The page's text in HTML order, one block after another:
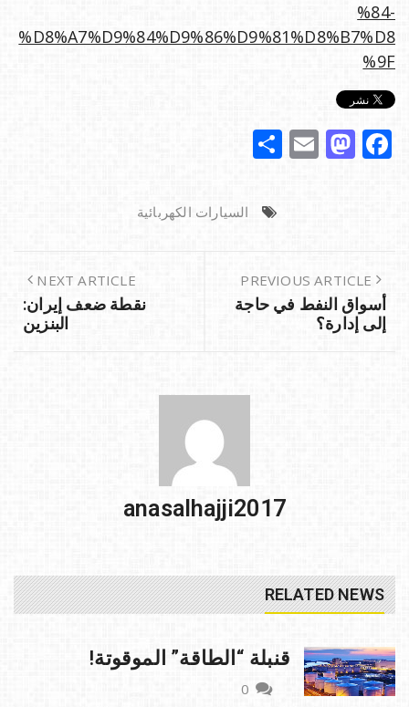
%84-
%D8%A7%D9%84%D9%86%D9%81%D8%B7%D8
%9F
F
o
o
M
o
n
E
ai
ar
السيارات الكهربائية
أسواق النفط في حاجة
إلى إدارة؟
NEXT ARTICLE
نقطة ضعف إيران:
البنزين
anasalhajji2017
RELATED NEWS
قنبلة “الطاقة” الموقوتة!
0